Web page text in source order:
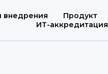
внедрения Продукт
ИТ-аккредитация